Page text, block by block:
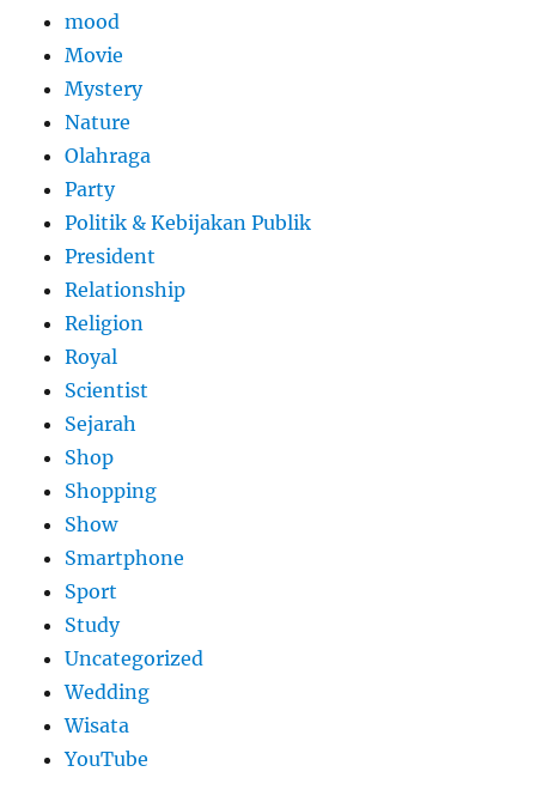
mood
Movie
Mystery
Nature
Olahraga
Party
Politik & Kebijakan Publik
President
Relationship
Religion
Royal
Scientist
Sejarah
Shop
Shopping
Show
Smartphone
Sport
Study
Uncategorized
Wedding
Wisata
YouTube